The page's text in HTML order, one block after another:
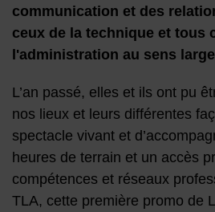
communication et des
ceux de la technique et tous
l'administration au sens
L’an passé, elles et ils ont pu
nos lieux et leurs différentes
spectacle vivant et
heures de terrain et un accès
compétences et réseaux
TLA, cette première promo de